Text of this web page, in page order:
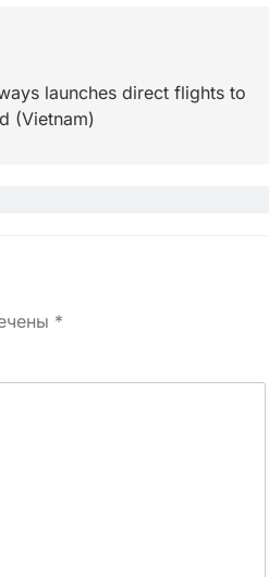
launches direct flights to
(Vietnam)
*